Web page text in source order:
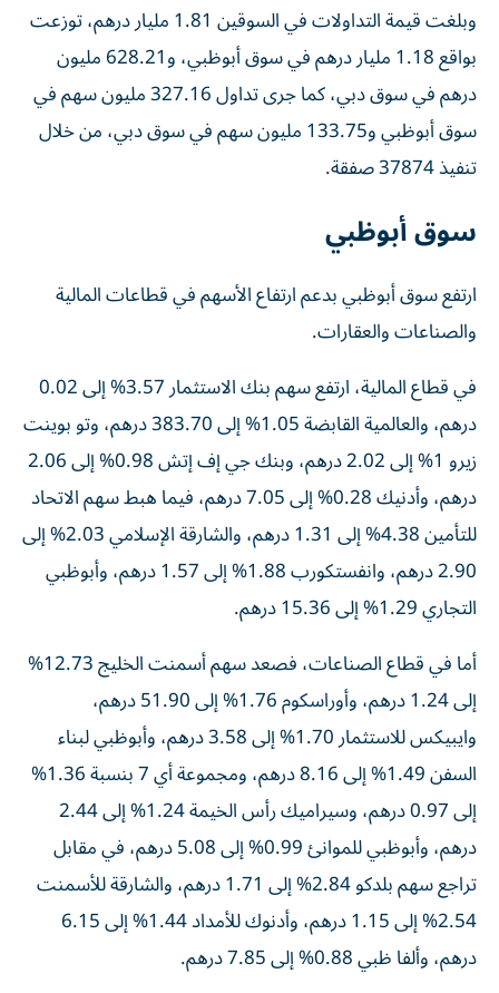
وبلغت قيمة التداولات في السوقين 1.81 مليار درهم، توزعت
بواقع 1.18 مليار درهم في سوق أبوظبي، و628.21 مليون
درهم في سوق دبي، كما جرى تداول 327.16 مليون سهم في
سوق أبوظبي و133.75 مليون سهم في سوق دبي، من خلال
تنفيذ 37874 صفقة.
سوق أبوظبي
ارتفع سوق أبوظبي بدعم ارتفاع الأسهم في قطاعات المالية
والصناعات والعقارات.
في قطاع المالية، ارتفع سهم بنك الاستثمار 3.57% إلى 0.02
درهم، والعالمية القابضة 1.05% إلى 383.70 درهم، وتو بوينت
زيرو 1% إلى 2.02 درهم، وبنك جي إف إتش 0.98% إلى 2.06
درهم، وأدنيك 0.28% إلى 7.05 درهم، فيما هبط سهم الاتحاد
للتأمين 4.38% إلى 1.31 درهم، والشارقة الإسلامي 2.03% إلى
2.90 درهم، وانفستكورب 1.88% إلى 1.57 درهم، وأبوظبي
التجاري 1.29% إلى 15.36 درهم.
أما في قطاع الصناعات، فصعد سهم أسمنت الخليج 12.73%
إلى 1.24 درهم، وأوراسكوم 1.76% إلى 51.90 درهم،
وايبيكس للاستثمار 1.70% إلى 3.58 درهم، وأبوظبي لبناء
السفن 1.49% إلى 8.16 درهم، ومجموعة أي 7 بنسبة 1.36%
إلى 0.97 درهم، وسيراميك رأس الخيمة 1.24% إلى 2.44
درهم، وأبوظبي للموانئ 0.99% إلى 5.08 درهم، في مقابل
تراجع سهم بلدكو 2.84% إلى 1.71 درهم، والشارقة للأسمنت
2.54% إلى 1.15 درهم، وأدنوك للأمداد 1.44% إلى 6.15
درهم، وألفا ظبي 0.88% إلى 7.85 درهم.